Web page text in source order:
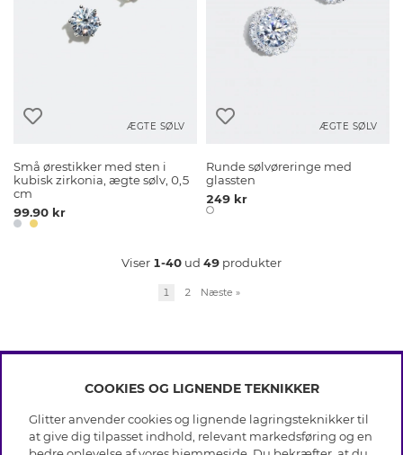
ÆGTE SØLV
Små ørestikker med sten i
kubisk zirkonia, ægte sølv, 0,5
cm
99.90 kr
ÆGTE SØLV
Runde sølvøreringe med
glassten
249 kr
Viser 1-40 ud 49 produkter
1 2 Næste »
INFO
Betingelser
Databeskyttelsespolitik
OM GLITTER
COOKIES OG LIGNENDE TEKNIKKER
Glitter anvender cookies og lignende lagringsteknikker til
at give dig tilpasset indhold, relevant markedsføring og en